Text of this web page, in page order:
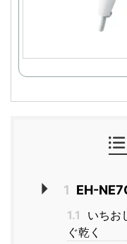
1 EH-
1.1
いちお
ぐ乾く